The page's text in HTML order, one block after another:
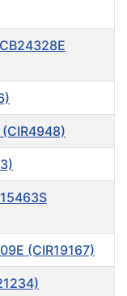
(CIR19167)